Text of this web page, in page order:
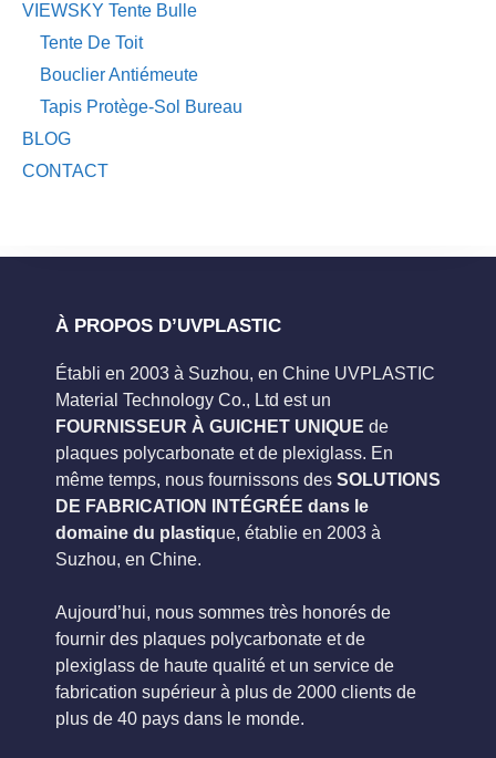
VIEWSKY Tente Bulle
Tente De Toit
Bouclier Antiémeute
Tapis Protège-Sol Bureau
BLOG
CONTACT
À PROPOS D’UVPLASTIC
Établi en 2003 à Suzhou, en Chine UVPLASTIC
Material Technology Co., Ltd est un
FOURNISSEUR À GUICHET UNIQUE de
plaques polycarbonate et de plexiglass. En
même temps, nous fournissons des SOLUTIONS
DE FABRICATION INTÉGRÉE dans le
domaine du plastique, établie en 2003 à
Suzhou, en Chine.
Aujourd’hui, nous sommes très honorés de
fournir des plaques polycarbonate et de
plexiglass de haute qualité et un service de
fabrication supérieur à plus de 2000 clients de
plus de 40 pays dans le monde.